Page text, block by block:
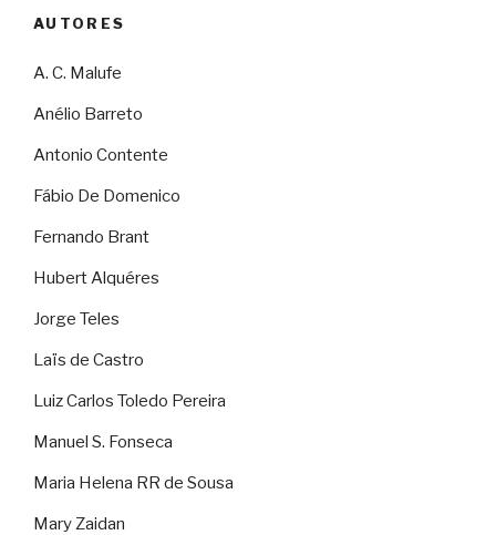
AUTORES
A. C. Malufe
Anélio Barreto
Antonio Contente
Fábio De Domenico
Fernando Brant
Hubert Alquéres
Jorge Teles
Laïs de Castro
Luiz Carlos Toledo Pereira
Manuel S. Fonseca
Maria Helena RR de Sousa
Mary Zaidan